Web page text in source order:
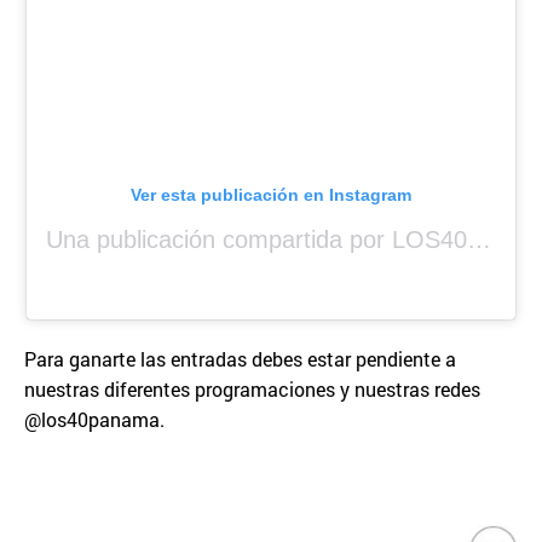
Ver esta publicación en Instagram
Una publicación compartida por LOS40 Panamá (@los40panama)
Para ganarte las entradas debes estar pendiente a
nuestras diferentes programaciones y nuestras redes
@los40panama.